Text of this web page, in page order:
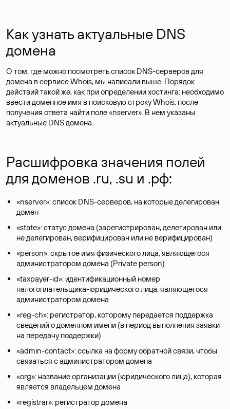
Как узнать актуальные DNS
домена
О том, где можно посмотреть список DNS-серверов для
домена в сервисе Whois, мы написали выше. Порядок
действий такой же, как при определении хостинга: необходимо
ввести доменное имя в поисковую строку Whois, после
получения ответа найти поле «nserver». В нем указаны
актуальные DNS домена.
Расшифровка значения полей
для доменов .ru, .su и .рф:
«nserver»: список DNS-серверов, на которые делегирован
домен
«state»: статус домена (зарегистрирован, делегирован или
не делегирован, верифицирован или не верифицирован)
«person»: скрытое имя физического лица, являющегося
администратором домена (Privatе person)
«taxpayer-id»: идентификационный номер
налогоплательщика-юридического лица, являющегося
администратором домена
«reg-ch»: регистратор, которому передается поддержка
сведений о доменном имени (в период выполнения заявки
на передачу поддержки)
«admin-contact»: ссылка на форму обратной связи, чтобы
связаться с администратором домена
«org»: название организации (юридического лица), которая
является владельцем домена
«registrar»: регистратор домена